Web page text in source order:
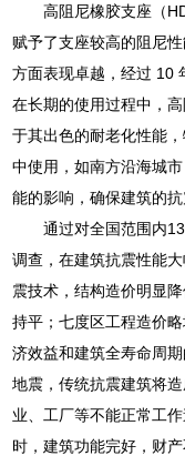
高阻尼橡胶支座（
赋予了支座较高的阻尼
方面表现卓越，经过 10
在长期的使用过程中，
于其出色的耐老化性能
中使用，如南方沿海城
能的影响，确保建筑的抗
通过对全国范围内
调查，在建筑抗震性能
震技术，结构造价明显
持平；七度区工程造价
济效益和建筑全寿命周
地震，传统抗震建筑将
业、工厂等不能正常工
时，建筑功能完好，财